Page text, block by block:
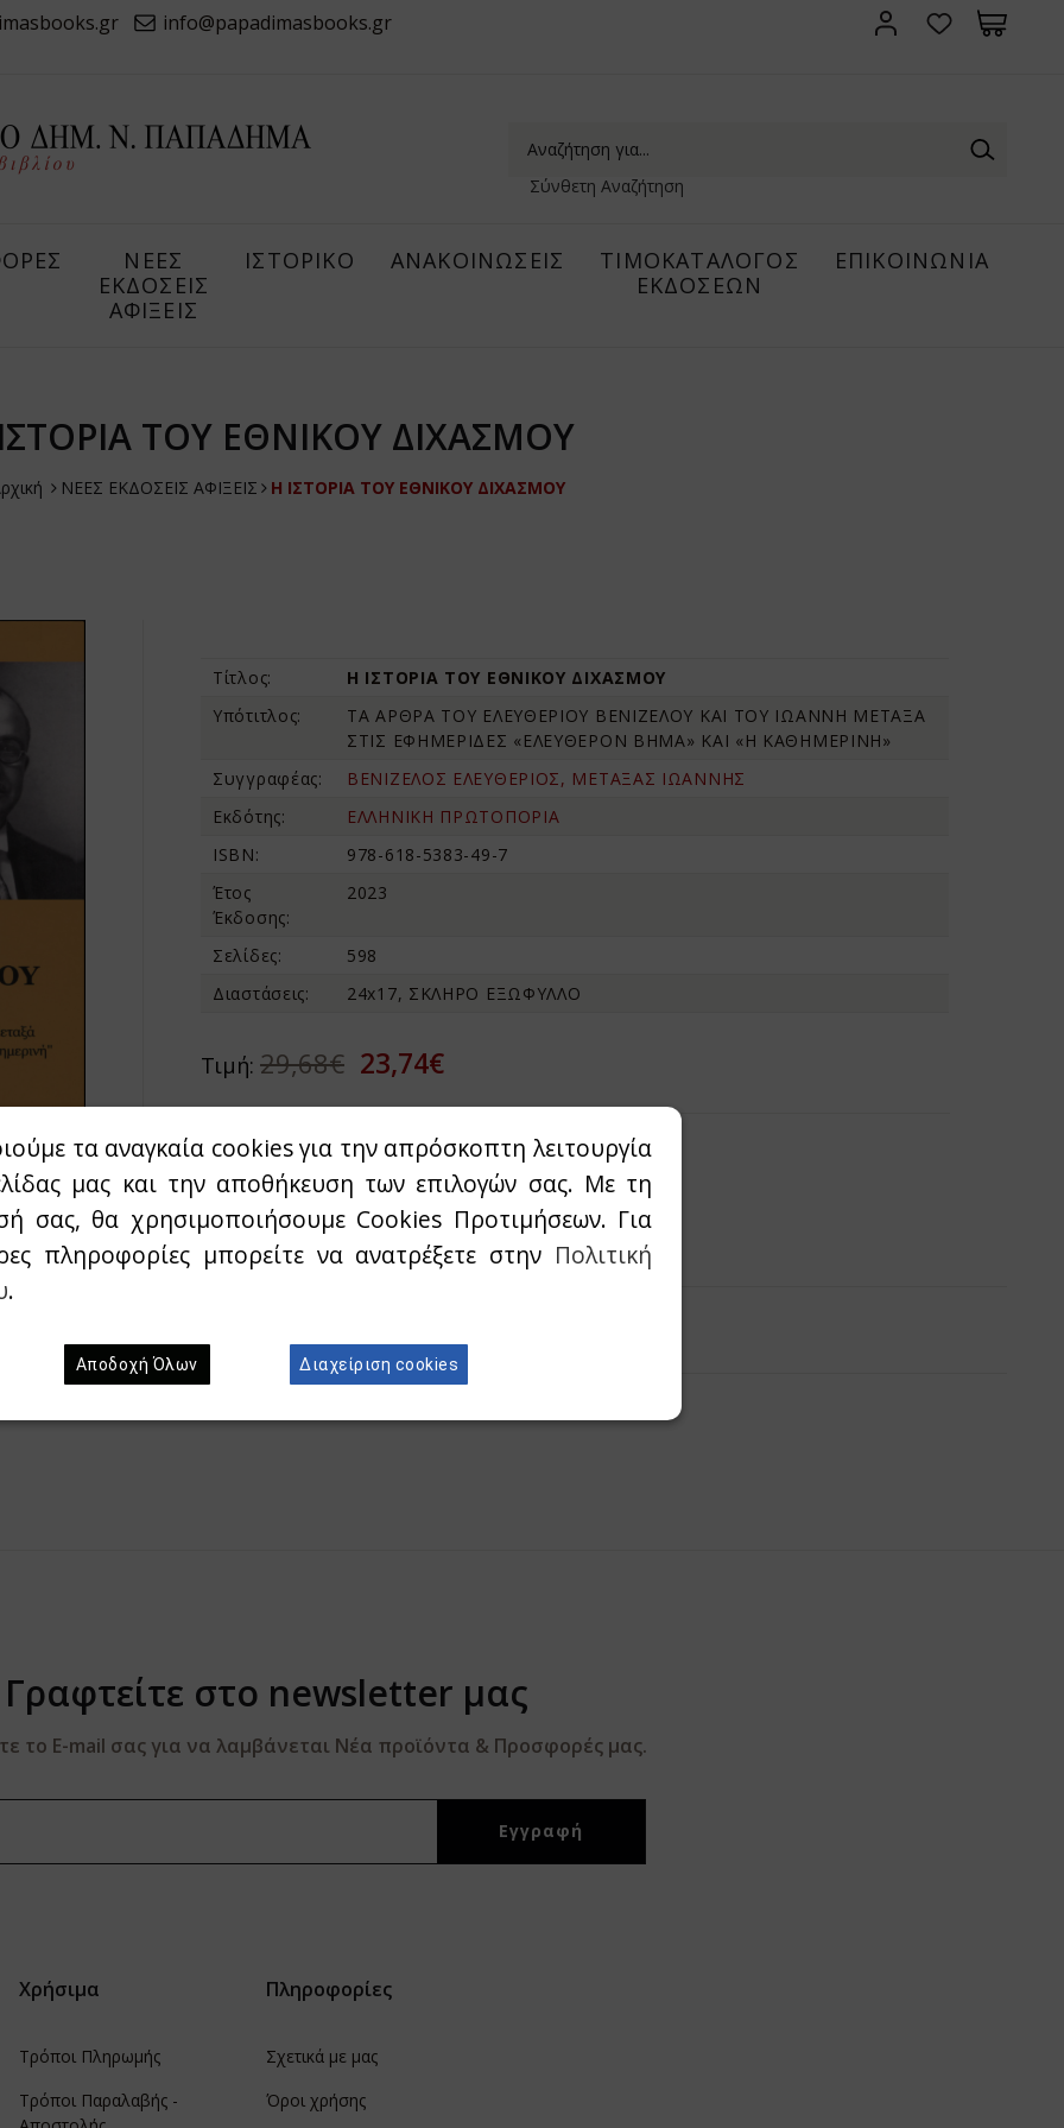
info@papadimasbooks.gr
Σύνθετη Αναζήτηση
ΝΕΕΣ
ΕΚΔΟΣΕΙΣ
ΑΦΙΞΕΙΣ
ΙΣΤΟΡΙΚΟ ΑΝΑΚΟΙΝΩΣΕΙΣ
ΤΙΜΟΚΑΤΑΛΟΓΟΣ
ΕΚΔΟΣΕΩΝ
ΕΠΙΚΟΙΝΩΝΙΑ
ΤΟΥ ΕΘΝΙΚΟΥ ΔΙΧΑΣΜΟΥ
ΝΕΕΣ ΕΚΔΟΣΕΙΣ ΑΦΙΞΕΙΣ Η ΙΣΤΟΡΙΑ ΤΟΥ ΕΘΝΙΚΟΥ ΔΙΧΑΣΜΟΥ
Τίτλος:
Η ΙΣΤΟΡΙΑ ΤΟΥ ΕΘΝΙΚΟΥ ΔΙΧΑΣΜΟΥ
Υπότιτλος:
ΤΑ ΑΡΘΡΑ ΤΟΥ ΕΛΕΥΘΕΡΙΟΥ ΒΕΝΙΖΕΛΟΥ ΚΑΙ ΤΟΥ ΙΩΑΝΝΗ ΜΕΤΑΞΑ
ΣΤΙΣ ΕΦΗΜΕΡΙΔΕΣ «ΕΛΕΥΘΕΡΟΝ ΒΗΜΑ» ΚΑΙ «Η ΚΑΘΗΜΕΡΙΝΗ»
Συγγραφέας:
ΒΕΝΙΖΕΛΟΣ ΕΛΕΥΘΕΡΙΟΣ, ΜΕΤΑΞΑΣ ΙΩΑΝΝΗΣ
Εκδότης:
ΕΛΛΗΝΙΚΗ ΠΡΩΤΟΠΟΡΙΑ
ISBN:
978-618-5383-49-7
Έτος
Έκδοσης:
2023
Σελίδες:
598
Διαστάσεις:
24x17, ΣΚΛΗΡΟ ΕΞΩΦΥΛΛΟ
Τιμή:29,68€ 23,74€
Διαθεσιμότητα: `Αμεσα διαθέσιμο
Wishlist Προσθήκη στο καλάθι
Γραφτείτε στο newsletter μας
το E-mail σας για να λαμβάνεται Νέα προϊόντα & Προσφορές μας.
Χρήσιμα
Τρόποι Πληρωμής
Τρόποι Παραλαβής -
Πληροφορίες
Σχετικά με μας
Όροι χρήσης
τα αναγκαία cookies για την απρόσκοπτη λειτουργία
μας και την αποθήκευση των επιλογών σας. Με τη
σας, θα χρησιμοποιήσουμε Cookies Προτιμήσεων. Για
πληροφορίες μπορείτε να ανατρέξετε στην Πολιτική
.
Αποδοχή Όλων Διαχείριση cookies